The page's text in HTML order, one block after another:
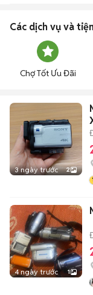
Các dịch vụ và
Chợ Tốt Ưu Đãi
3 ngày trước 2
4 ngày trước 1